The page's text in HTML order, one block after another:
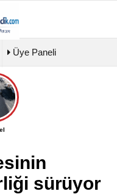
Köşe
Yazarları
Galeri
Üye Paneli
sürüyor